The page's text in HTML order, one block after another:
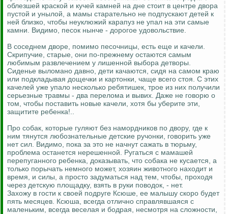
облезшей краской и кучей камней на дне стоит в центре двора
пустой и унылой, а мамы старательно не подпускают детей к
ней близко, чтобы неуклюжий карапуз не упал на эти самые
камни. Видимо, песок нынче - дорогое удовольствие.
В соседнем дворе, помимо песочницы, есть еще и качели.
Скрипучие, старые, они по-прежнему остаются самым
любимым развлечением у лишенной выбора детворы.
Сиденье выломано давно, дети качаются, сидя на самом краю
или подкладывая дощечки и картонки, чаще всего стоя. С этих
качелей уже упало несколько ребятишек, трое из них получили
серьезные травмы - два перелома и вывих. Даже не говорю о
том, чтобы поставить новые качели, хотя бы уберите эти,
защитите ребенка!..
Про собак, которые гуляют без намордников по двору, где к
ним тянутся любознательные детские ручонки, говорить уже
нет сил. Видимо, пока за это не начнут сажать в тюрьму,
проблема останется нерешенной. Ругаться с мамашей
перепуганного ребенка, доказывать, что собака не кусается, а
только порычать немного может, хозяин животного находит и
время, и силы, а просто задуматься над тем, чтобы, проходя
через детскую площадку, взять в руки поводок, - нет.
Захожу в гости к своей подруге Ксюше, ее малышу скоро будет
пять месяцев. Ксюша, всегда отлично справлявшаяся с
маленьким, всегда веселая и бодрая, несмотря на сложности,